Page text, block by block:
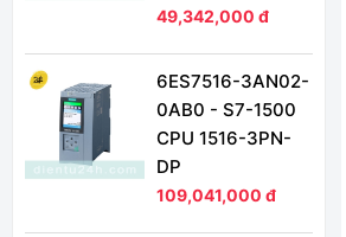
49,342,000 đ
6ES7516-3AN02-
0AB0 - S7-1500
CPU 1516-3PN-
DP
109,041,000 đ